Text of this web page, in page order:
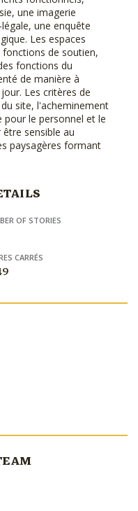
une imagerie
une enquête
Les espaces
de soutien,
fonctions du
de manière à
Les critères de
site, l'acheminement
pour le personnel et le
sensible au
paysagères formant
OF STORIES
CARRÉS